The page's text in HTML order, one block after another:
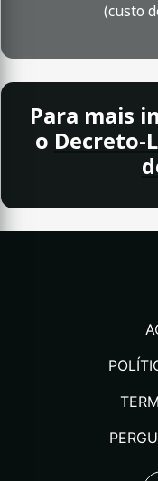
(custo
Para mais
o Decreto-